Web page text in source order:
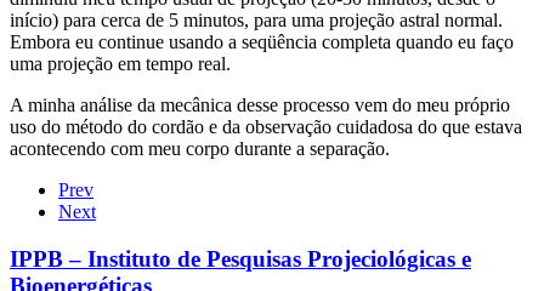
início) para cerca de 5 minutos, para uma projeção astral normal.
Embora eu continue usando a seqüência completa quando eu faço
uma projeção em tempo real.
A minha análise da mecânica desse processo vem do meu próprio
uso do método do cordão e da observação cuidadosa do que estava
acontecendo com meu corpo durante a separação.
Prev
Next
IPPB – Instituto de Pesquisas Projeciológicas e
Bioenergéticas